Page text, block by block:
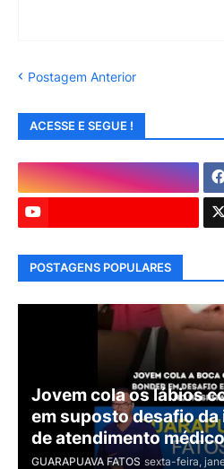
Postagem Anterior
ACESSE E SEGUE !
POSTAGENS POPULARES
Jovem cola os lábios
em suposto desafio
de atendimento médico
GUARAPUAVA FATOS sexta-feira,